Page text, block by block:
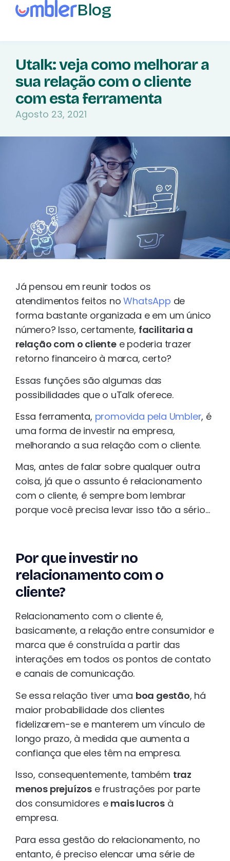
Blog
Utalk: veja como melhorar a
sua relação com o cliente
com esta ferramenta
Agosto 23, 2021
Já pensou em reunir todos os
atendimentos feitos noWhatsApp de
forma bastante organizada e em um único
número? Isso, certamente, facilitaria a
relação com o clientee poderia trazer
retorno financeiro à marca, certo?
Essas funções são algumas das
possibilidades que o uTalk oferece.
Essa ferramenta, promovida pela Umbler, é
uma forma de investir na empresa,
melhorando a sua relação com o cliente.
Mas, antes de falar sobre qualquer outra
coisa, já que o assunto é relacionamento
com o cliente, é sempre bom lembrar
porque você precisa levar isso tão a sério…
Por que investir no
relacionamento com o
cliente?
Relacionamento com o cliente é,
basicamente, a relação entre consumidor e
marca que é construída a partir das
interações em todos os pontos de contato
e canais de comunicação.
Se essa relação tiver uma boa gestão, há
maior probabilidade dos clientes
fidelizarem-se e manterem um vínculo de
longo prazo, à medida que aumenta a
confiança que eles têm na empresa.
Isso, consequentemente, também traz
menos prejuízos e frustrações por parte
dos consumidores e mais lucros à
empresa.
Para essa gestão do relacionamento, no
entanto, é preciso elencar uma série de